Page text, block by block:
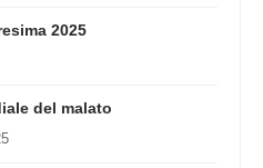
2025
del malato